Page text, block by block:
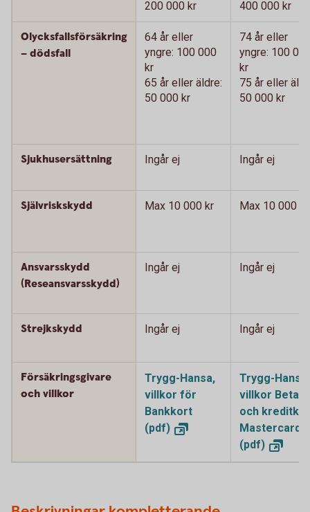
200 000 kr 400 000 kr
Olycksfallsförsäkring
– dödsfall
64 år eller
yngre: 100 000
kr
65 år eller äldre:
50 000 kr
74 år eller
yngre: 100
kr
75 år eller
50 000 kr
Sjukhusersättning Ingår ej Ingår ej
Självriskskydd Max 10 000 kr Max 10 000 kr
Ansvarsskydd
(Reseansvarsskydd)
Ingår ej Ingår ej
Strejkskydd Ingår ej Ingår ej
Försäkringsgivare
och villkor
Trygg-Hansa,
villkor för
Bankkort
(pdf)
Trygg-Hansa,
villkor Betal-
och
Mastercard
(pdf)